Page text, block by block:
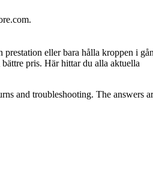
eller bara hålla kroppen i
pris. Här hittar du alla aktuella
and troubleshooting. The answers